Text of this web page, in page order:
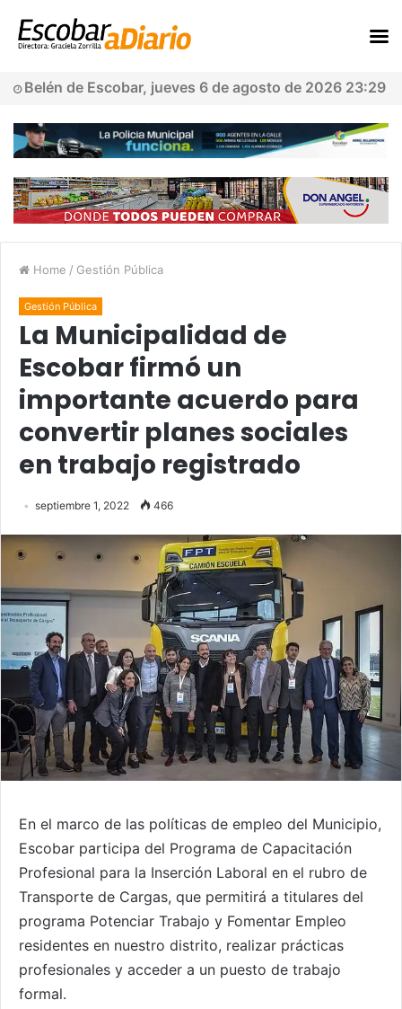
Belén de Escobar, jueves 6 de agosto de 2026 23:29
Home / Gestión Pública
Gestión Pública
La Municipalidad de
Escobar firmó un
importante acuerdo para
convertir planes sociales
en trabajo registrado
septiembre 1, 2022 466
En el marco de las políticas de empleo del Municipio,
Escobar participa del Programa de Capacitación
Profesional para la Inserción Laboral en el rubro de
Transporte de Cargas, que permitirá a titulares del
programa Potenciar Trabajo y Fomentar Empleo
residentes en nuestro distrito, realizar prácticas
profesionales y acceder a un puesto de trabajo
formal.